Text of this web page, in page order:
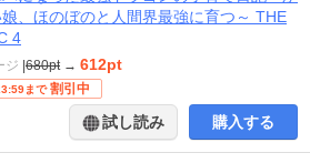
、ほのぼのと人間界最強に育つ～ THE
4
ジ 680pt → 612pt
まで 割引中
試し読み 購入する